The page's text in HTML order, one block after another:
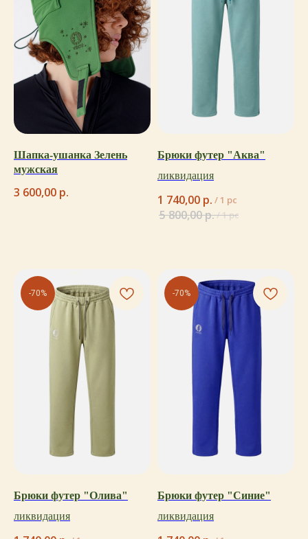
Шапка-ушанка Зелень
мужская
3 600,00 р.
Брюки футер "Аква"
ликвидация
1 740,00 р. / 1 pc
5 800,00р./1 pc
-70%
Брюки футер "Олива"
ликвидация
-70%
Брюки футер "Синие"
ликвидация